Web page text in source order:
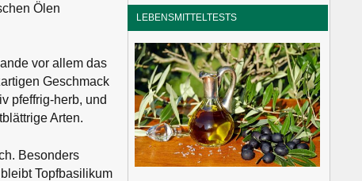
Ölen
vor allem das
Geschmack
pfeffrig-herb, und
Arten.
Besonders
Topfbasilikum
LEBENSMITTELTESTS